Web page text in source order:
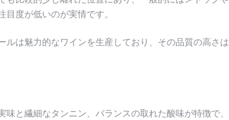
度が低いのが実情です。
ルは魅力的なワインを生産しており、その品質の高さは
と繊細なタンニン、バランスの取れた酸味が特徴で、